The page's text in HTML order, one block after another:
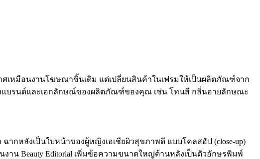
เหมือนงานโฆษณาชิ้นเดิม แต่เปลี่ยนสินค้าในเฟรมให้เป็นผลิตภัณฑ์จาก
แบรนด์และเอกลักษณ์ของผลิตภัณฑ์ของคุณ เช่น โทนสี กลิ่นอายลักษณะ
กหลังเป็นใบหน้าของผู้หญิงเอเชียผิวสุขภาพดี แบบโคลสอัป (close-up)
งาน Beauty Editorial เพิ่มข้อความขนาดใหญ่ด้านหลังเป็นตัวอักษรพิมพ์